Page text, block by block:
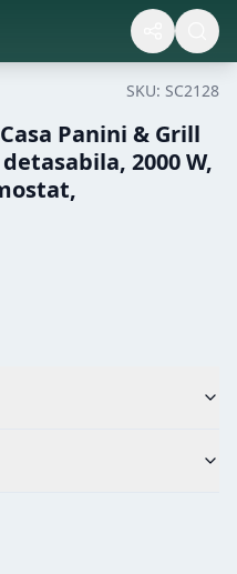
SKU: SC2128
Panini & Grill
2000 W,